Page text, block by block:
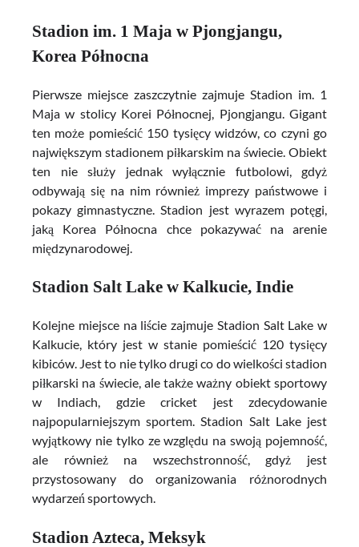
Stadion im. 1 Maja w Pjongjangu,
Korea Północna
Pierwsze miejsce zaszczytnie zajmuje Stadion im. 1
Maja w stolicy Korei Północnej, Pjongjangu. Gigant
ten może pomieścić 150 tysięcy widzów, co czyni go
największym stadionem piłkarskim na świecie. Obiekt
ten nie służy jednak wyłącznie futbolowi, gdyż
odbywają się na nim również imprezy państwowe i
pokazy gimnastyczne. Stadion jest wyrazem potęgi,
jaką Korea Północna chce pokazywać na arenie
międzynarodowej.
Stadion Salt Lake w Kalkucie, Indie
Kolejne miejsce na liście zajmuje Stadion Salt Lake w
Kalkucie, który jest w stanie pomieścić 120 tysięcy
kibiców. Jest to nie tylko drugi co do wielkości stadion
piłkarski na świecie, ale także ważny obiekt sportowy
w Indiach, gdzie cricket jest zdecydowanie
najpopularniejszym sportem. Stadion Salt Lake jest
wyjątkowy nie tylko ze względu na swoją pojemność,
ale również na wszechstronność, gdyż jest
przystosowany do organizowania różnorodnych
wydarzeń sportowych.
Stadion Azteca, Meksyk